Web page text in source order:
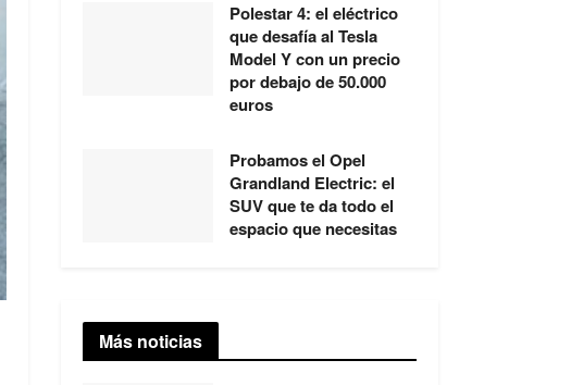
Polestar 4: el eléctrico
que desafía al Tesla
Model Y con un precio
por debajo de 50.000
euros
Probamos el Opel
Grandland Electric: el
SUV que te da todo el
espacio que necesitas
Más noticias